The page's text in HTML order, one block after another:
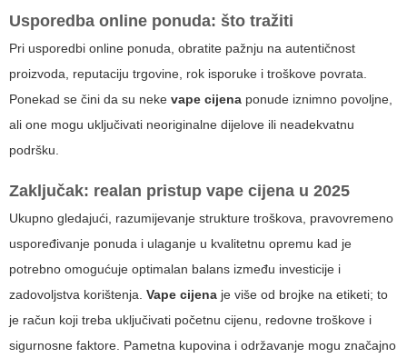
Usporedba online ponuda: što tražiti
Pri usporedbi online ponuda, obratite pažnju na autentičnost
proizvoda, reputaciju trgovine, rok isporuke i troškove povrata.
Ponekad se čini da su neke vape cijena ponude iznimno povoljne,
ali one mogu uključivati neoriginalne dijelove ili neadekvatnu
podršku.
Zaključak: realan pristup vape cijena u 2025
Ukupno gledajući, razumijevanje strukture troškova, pravovremeno
uspoređivanje ponuda i ulaganje u kvalitetnu opremu kad je
potrebno omogućuje optimalan balans između investicije i
zadovoljstva korištenja. Vape cijena je više od brojke na etiketi; to
je račun koji treba uključivati početnu cijenu, redovne troškove i
sigurnosne faktore. Pametna kupovina i održavanje mogu značajno